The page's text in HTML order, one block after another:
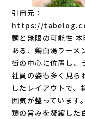
引用元：
https://
麺と無限の可能性
ある、鶏白湯ラーメ
街の中心に位置し、
社員の姿も多く見ら
したレイアウトで、
囲気が整っています。
鶏の旨みを凝縮した